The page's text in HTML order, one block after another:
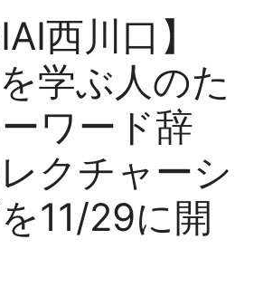
西川口】
を学ぶ人のた
ワード辞
クチャーシ
11/29に開